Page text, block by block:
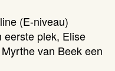
(E-niveau)
eerste plek, Elise
van Beek een